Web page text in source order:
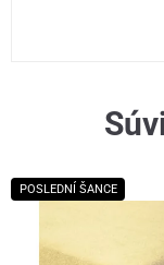
POSLEDNÍ ŠANCE